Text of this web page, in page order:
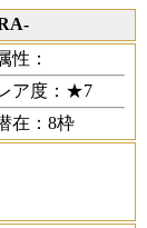
性：
ア度：★7
在：8枠